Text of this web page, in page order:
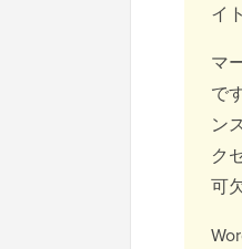
イ
マ
で
ン
ク
可